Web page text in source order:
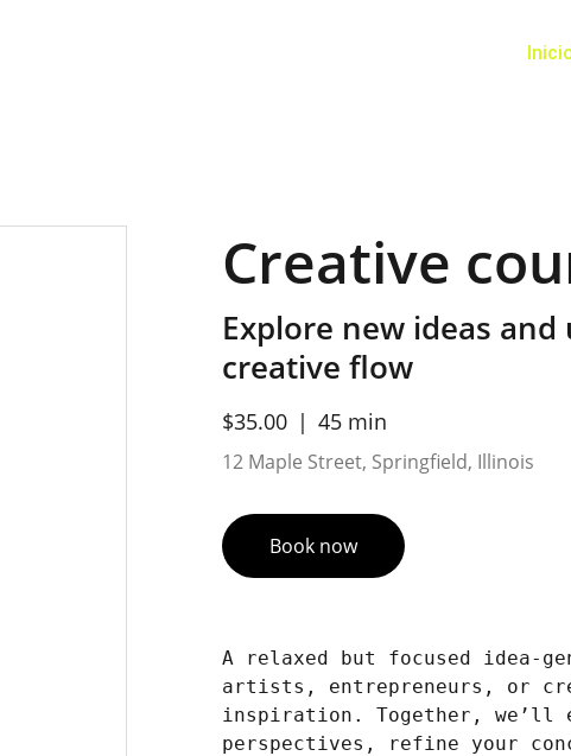
Creative
Explore new ideas
creative flow
$35.00 45 min
12 Maple Street, Springfield, Illinois
Book now
A relaxed but focused idea-
artists, entrepreneurs, or
inspiration. Together, we’ll
perspectives, refine your